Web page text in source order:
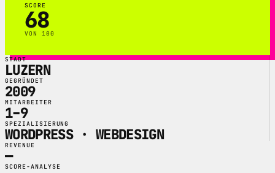
SCORE
68
VON 100
STADT
LUZERN
GEGRÜNDET
2009
MITARBEITER
1–9
SPEZIALISIERUNG
WORDPRESS · WEBDESIGN
REVENUE
—
SCORE-ANALYSE